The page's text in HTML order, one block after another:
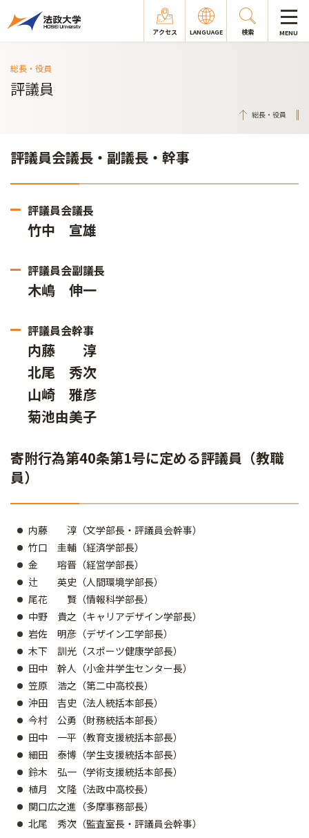
アクセス LANGUAGE 検索 MENU
総長・役員
評議員
総長・役員
評議員会議長・副議長・幹事
評議員会議長
竹中 宣雄
評議員会副議長
木嶋 伸一
評議員会幹事
内藤 淳
北尾 秀次
山崎 雅彦
菊池由美子
寄附行為第40条第1号に定める評議員（教職
員）
内藤 淳（文学部長・評議員会幹事）
竹口 圭輔（経済学部長）
金 瑢晋（経営学部長）
辻 英史（人間環境学部長）
尾花 賢（情報科学部長）
中野 貴之（キャリアデザイン学部長）
岩佐 明彦（デザイン工学部長）
木下 訓光（スポーツ健康学部長）
田中 幹人（小金井学生センター長）
笠原 浩之（第二中高校長）
沖田 吉史（法人統括本部長）
今村 公勇（財務統括本部長）
田中 一平（教育支援統括本部長）
細田 泰博（学生支援統括本部長）
鈴木 弘一（学術支援統括本部長）
植月 文隆（法政中高校長）
関口広之進（多摩事務部長）
北尾 秀次（監査室長・評議員会幹事）